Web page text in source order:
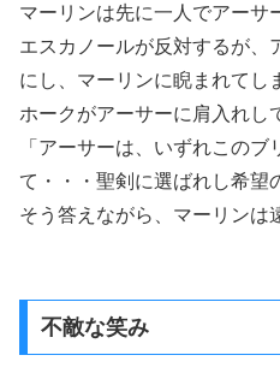
マーリンは先に一人でアーサ
エスカノールが反対するが、
にし、マーリンに睨まれてし
ホークがアーサーに肩入れし
「アーサーは、いずれこの
て・・・聖剣に選ばれし希望
そう答えながら、マーリンは
不敵な笑み